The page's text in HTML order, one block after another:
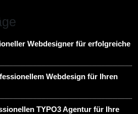
Webdesigner für erfolgreiche
Webdesign für Ihren
TYPO3 Agentur für Ihre